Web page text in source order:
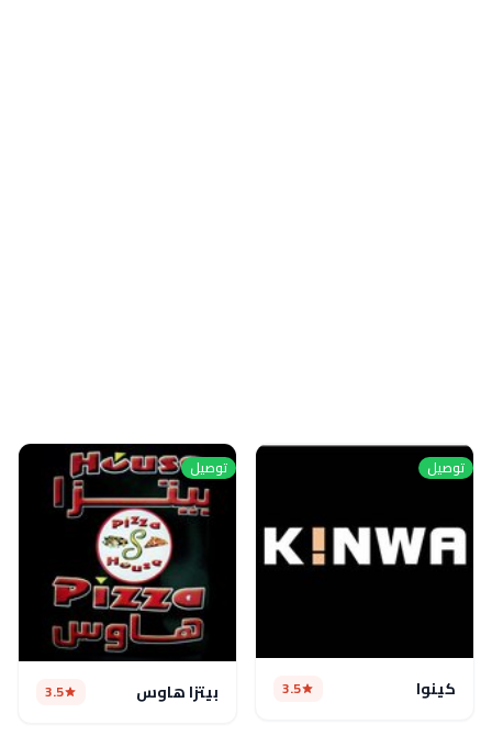
توصيل
كينوا 3.5
توصيل
بيتزا هاوس 3.5